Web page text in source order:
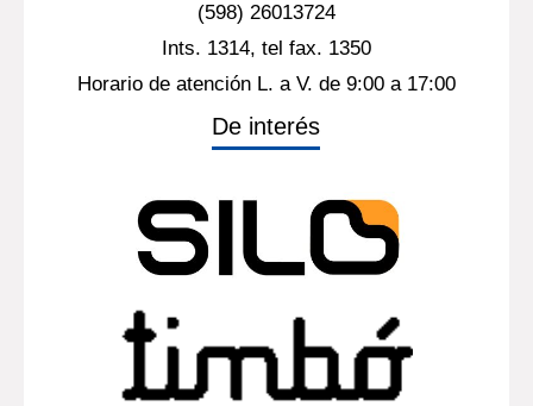
(598) 26013724
Ints. 1314, tel fax. 1350
Horario de atención L. a V. de 9:00 a 17:00
De interés